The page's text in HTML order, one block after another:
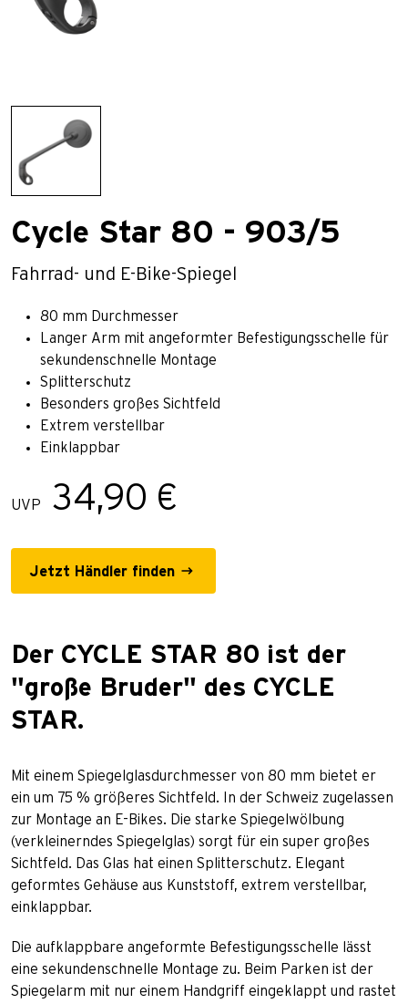
Cycle Star 80 - 903/5
Fahrrad- und E-Bike-Spiegel
80 mm Durchmesser
Langer Arm mit angeformter Befestigungsschelle für
sekundenschnelle Montage
Splitterschutz
Besonders großes Sichtfeld
Extrem verstellbar
Einklappbar
UVP 34,90 €
Jetzt Händler finden
Der CYCLE STAR 80 ist der
"große Bruder" des CYCLE
STAR.
Mit einem Spiegelglasdurchmesser von 80 mm bietet er
ein um 75 % größeres Sichtfeld. In der Schweiz zugelassen
zur Montage an E-Bikes. Die starke Spiegelwölbung
(verkleinerndes Spiegelglas) sorgt für ein super großes
Sichtfeld. Das Glas hat einen Splitterschutz. Elegant
geformtes Gehäuse aus Kunststoff, extrem verstellbar,
einklappbar.
Die aufklappbare angeformte Befestigungsschelle lässt
eine sekundenschnelle Montage zu. Beim Parken ist der
Spiegelarm mit nur einem Handgriff eingeklappt und rastet